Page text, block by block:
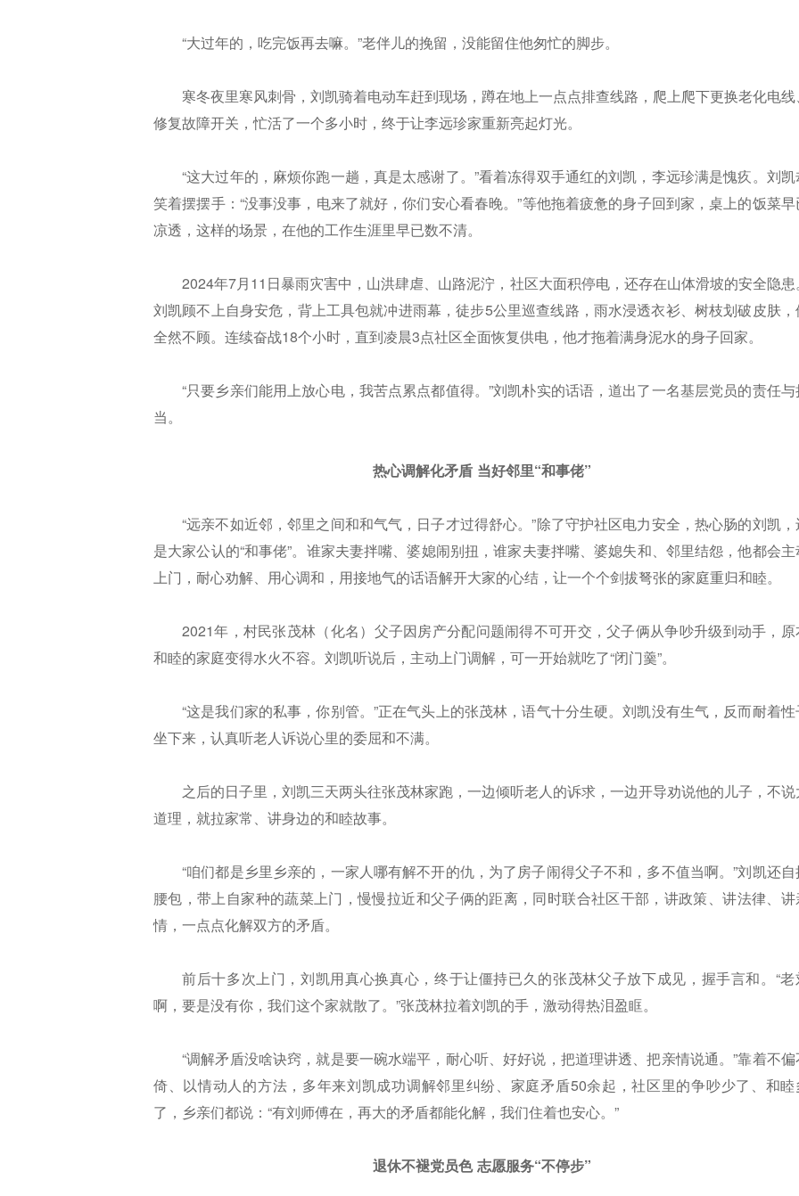
“大过年的，吃完饭再去嘛。”老伴儿的挽留，没能留住他匆忙的脚步。
寒冬夜里寒风刺骨，刘凯骑着电动车赶到现场，蹲在地上一点点排查线路，爬上爬下更换老化电线、
修复故障开关，忙活了一个多小时，终于让李远珍家重新亮起灯光。
“这大过年的，麻烦你跑一趟，真是太感谢了。”看着冻得双手通红的刘凯，李远珍满是愧疚。刘凯
笑着摆摆手：“没事没事，电来了就好，你们安心看春晚。”等他拖着疲惫的身子回到家，桌上的饭菜早
凉透，这样的场景，在他的工作生涯里早已数不清。
2024年7月11日暴雨灾害中，山洪肆虐、山路泥泞，社区大面积停电，还存在山体滑坡的安全隐患。
刘凯顾不上自身安危，背上工具包就冲进雨幕，徒步5公里巡查线路，雨水浸透衣衫、树枝划破皮肤，
全然不顾。连续奋战18个小时，直到凌晨3点社区全面恢复供电，他才拖着满身泥水的身子回家。
“只要乡亲们能用上放心电，我苦点累点都值得。”刘凯朴实的话语，道出了一名基层党员的责任与
当。
热心调解化矛盾 当好邻里“和事佬”
“远亲不如近邻，邻里之间和和气气，日子才过得舒心。”除了守护社区电力安全，热心肠的刘凯
是大家公认的“和事佬”。谁家夫妻拌嘴、婆媳闹别扭，谁家夫妻拌嘴、婆媳失和、邻里结怨，他都会主
上门，耐心劝解、用心调和，用接地气的话语解开大家的心结，让一个个剑拔弩张的家庭重归和睦。
2021年，村民张茂林（化名）父子因房产分配问题闹得不可开交，父子俩从争吵升级到动手，原
和睦的家庭变得水火不容。刘凯听说后，主动上门调解，可一开始就吃了“闭门羹”。
“这是我们家的私事，你别管。”正在气头上的张茂林，语气十分生硬。刘凯没有生气，反而耐着性
坐下来，认真听老人诉说心里的委屈和不满。
之后的日子里，刘凯三天两头往张茂林家跑，一边倾听老人的诉求，一边开导劝说他的儿子，不说
道理，就拉家常、讲身边的和睦故事。
“咱们都是乡里乡亲的，一家人哪有解不开的仇，为了房子闹得父子不和，多不值当啊。”刘凯还自
腰包，带上自家种的蔬菜上门，慢慢拉近和父子俩的距离，同时联合社区干部，讲政策、讲法律、讲
情，一点点化解双方的矛盾。
前后十多次上门，刘凯用真心换真心，终于让僵持已久的张茂林父子放下成见，握手言和。“老
啊，要是没有你，我们这个家就散了。”张茂林拉着刘凯的手，激动得热泪盈眶。
“调解矛盾没啥诀窍，就是要一碗水端平，耐心听、好好说，把道理讲透、把亲情说通。”靠着不偏
倚、以情动人的方法，多年来刘凯成功调解邻里纠纷、家庭矛盾50余起，社区里的争吵少了、和睦
了，乡亲们都说：“有刘师傅在，再大的矛盾都能化解，我们住着也安心。”
退休不褪党员色 志愿服务“不停步”